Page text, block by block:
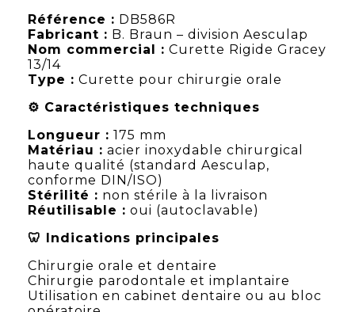
Référence : DB586R
Fabricant : B. Braun – division Aesculap
Nom commercial : Curette Rigide Gracey
13/14
Type : Curette pour chirurgie orale
⚙️ Caractéristiques techniques
Longueur : 175 mm
Matériau : acier inoxydable chirurgical
haute qualité (standard Aesculap,
conforme DIN/ISO)
Stérilité : non stérile à la livraison
Réutilisable : oui (autoclavable)
🦷 Indications principales
Chirurgie orale et dentaire
Chirurgie parodontale et implantaire
Utilisation en cabinet dentaire ou au bloc